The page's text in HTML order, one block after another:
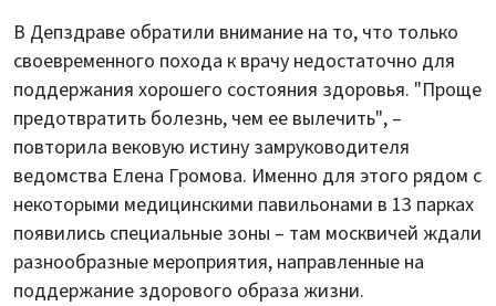
В Депздраве обратили внимание на то, что только
своевременного похода к врачу недостаточно для
поддержания хорошего состояния здоровья. "Проще
предотвратить болезнь, чем ее вылечить", –
повторила вековую истину замруководителя
ведомства Елена Громова. Именно для этого рядом с
некоторыми медицинскими павильонами в 13 парках
появились специальные зоны – там москвичей ждали
разнообразные мероприятия, направленные на
поддержание здорового образа жизни.